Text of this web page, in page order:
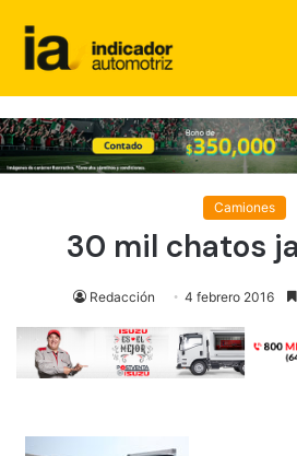
Camiones
30 mil chatos
Redacción 4 febrero 2016